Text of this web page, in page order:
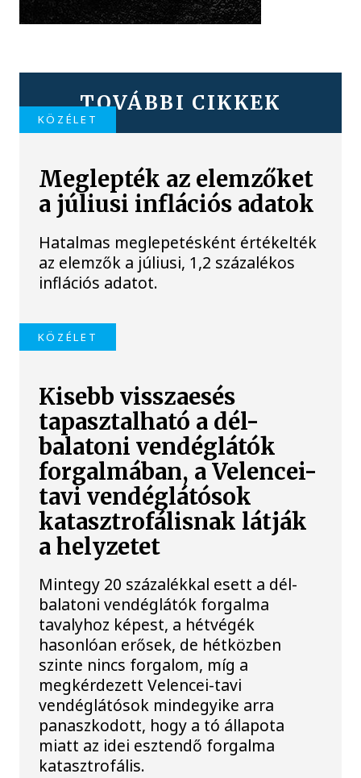
TOVÁBBI CIKKEK
KÖZÉLET
Meglepték az elemzőket
a júliusi inflációs adatok
Hatalmas meglepetésként értékelték
az elemzők a júliusi, 1,2 százalékos
inflációs adatot.
KÖZÉLET
Kisebb visszaesés
tapasztalható a dél-
balatoni vendéglátók
forgalmában, a Velencei-
tavi vendéglátósok
katasztrofálisnak látják
a helyzetet
Mintegy 20 százalékkal esett a dél-
balatoni vendéglátók forgalma
tavalyhoz képest, a hétvégék
hasonlóan erősek, de hétközben
szinte nincs forgalom, míg a
megkérdezett Velencei-tavi
vendéglátósok mindegyike arra
panaszkodott, hogy a tó állapota
miatt az idei esztendő forgalma
katasztrofális.